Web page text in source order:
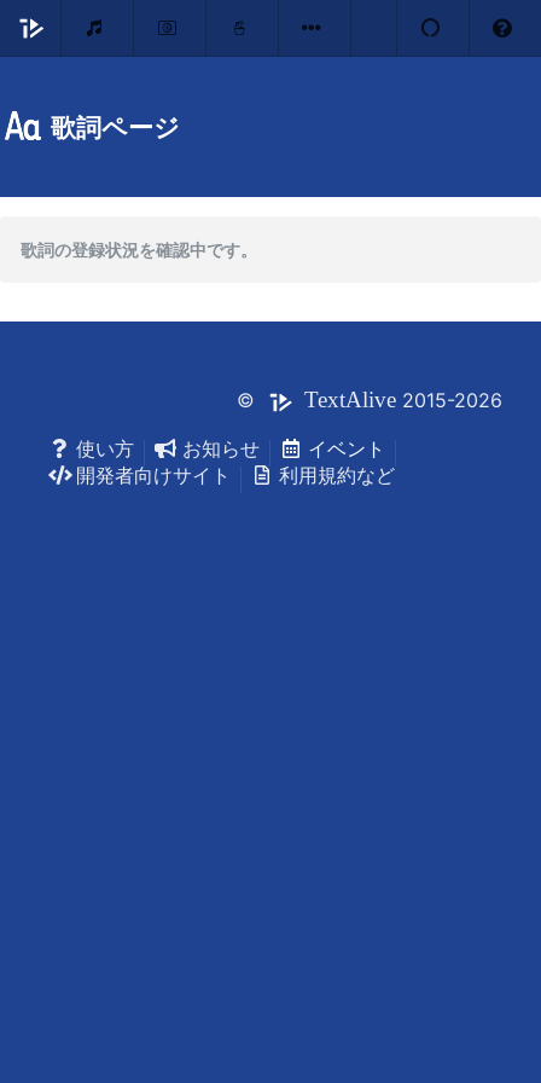
歌詞ページ
歌詞の登録状況を確認中です。
© TextAlive 2015-2026
使い方
お知らせ
イベント
開発者向けサイト
利用規約など